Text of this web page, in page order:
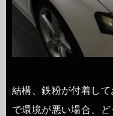
結構、鉄粉が付着し
で環境が悪い場合、